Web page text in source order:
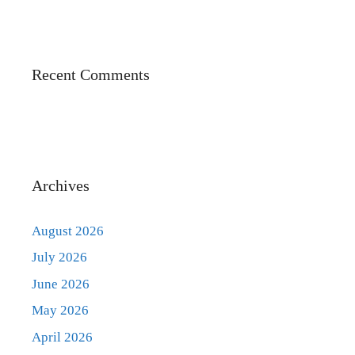
Recent Comments
Archives
August 2026
July 2026
June 2026
May 2026
April 2026